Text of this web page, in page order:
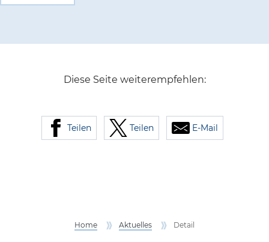
Diese Seite weiterempfehlen:
Teilen Teilen E-Mail
Home Aktuelles Detail